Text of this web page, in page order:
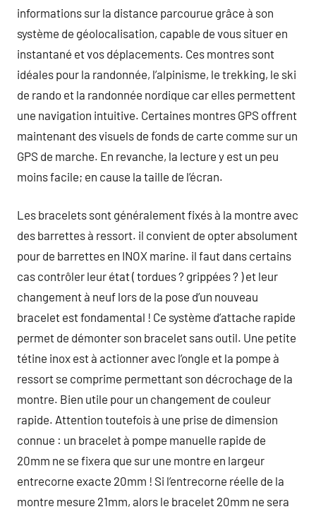
informations sur la distance parcourue grâce à son
système de géolocalisation, capable de vous situer en
instantané et vos déplacements. Ces montres sont
idéales pour la randonnée, l’alpinisme, le trekking, le ski
de rando et la randonnée nordique car elles permettent
une navigation intuitive. Certaines montres GPS offrent
maintenant des visuels de fonds de carte comme sur un
GPS de marche. En revanche, la lecture y est un peu
moins facile; en cause la taille de l’écran.
Les bracelets sont généralement fixés à la montre avec
des barrettes à ressort. il convient de opter absolument
pour de barrettes en INOX marine. il faut dans certains
cas contrôler leur état ( tordues ? grippées ? ) et leur
changement à neuf lors de la pose d’un nouveau
bracelet est fondamental ! Ce système d’attache rapide
permet de démonter son bracelet sans outil. Une petite
tétine inox est à actionner avec l’ongle et la pompe à
ressort se comprime permettant son décrochage de la
montre. Bien utile pour un changement de couleur
rapide. Attention toutefois à une prise de dimension
connue : un bracelet à pompe manuelle rapide de
20mm ne se fixera que sur une montre en largeur
entrecorne exacte 20mm ! Si l’entrecorne réelle de la
montre mesure 21mm, alors le bracelet 20mm ne sera